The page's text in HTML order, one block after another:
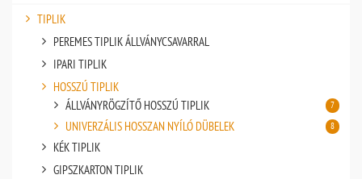
TIPLIK
PEREMES TIPLIK ÁLLVÁNYCSAVARRAL
IPARI TIPLIK
HOSSZÚ TIPLIK
ÁLLVÁNYRÖGZÍTŐ HOSSZÚ TIPLIK
7
UNIVERZÁLIS HOSSZAN NYÍLÓ DÜBELEK 8
KÉK TIPLIK
GIPSZKARTON TIPLIK